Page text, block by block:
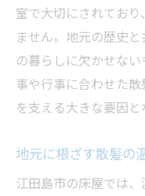
室で大切にされてお
ません。地元の歴史
の暮らしに欠かせな
事や行事に合わせた
を支える大きな要因と
地元に根ざす散髪の
江田島市の床屋では